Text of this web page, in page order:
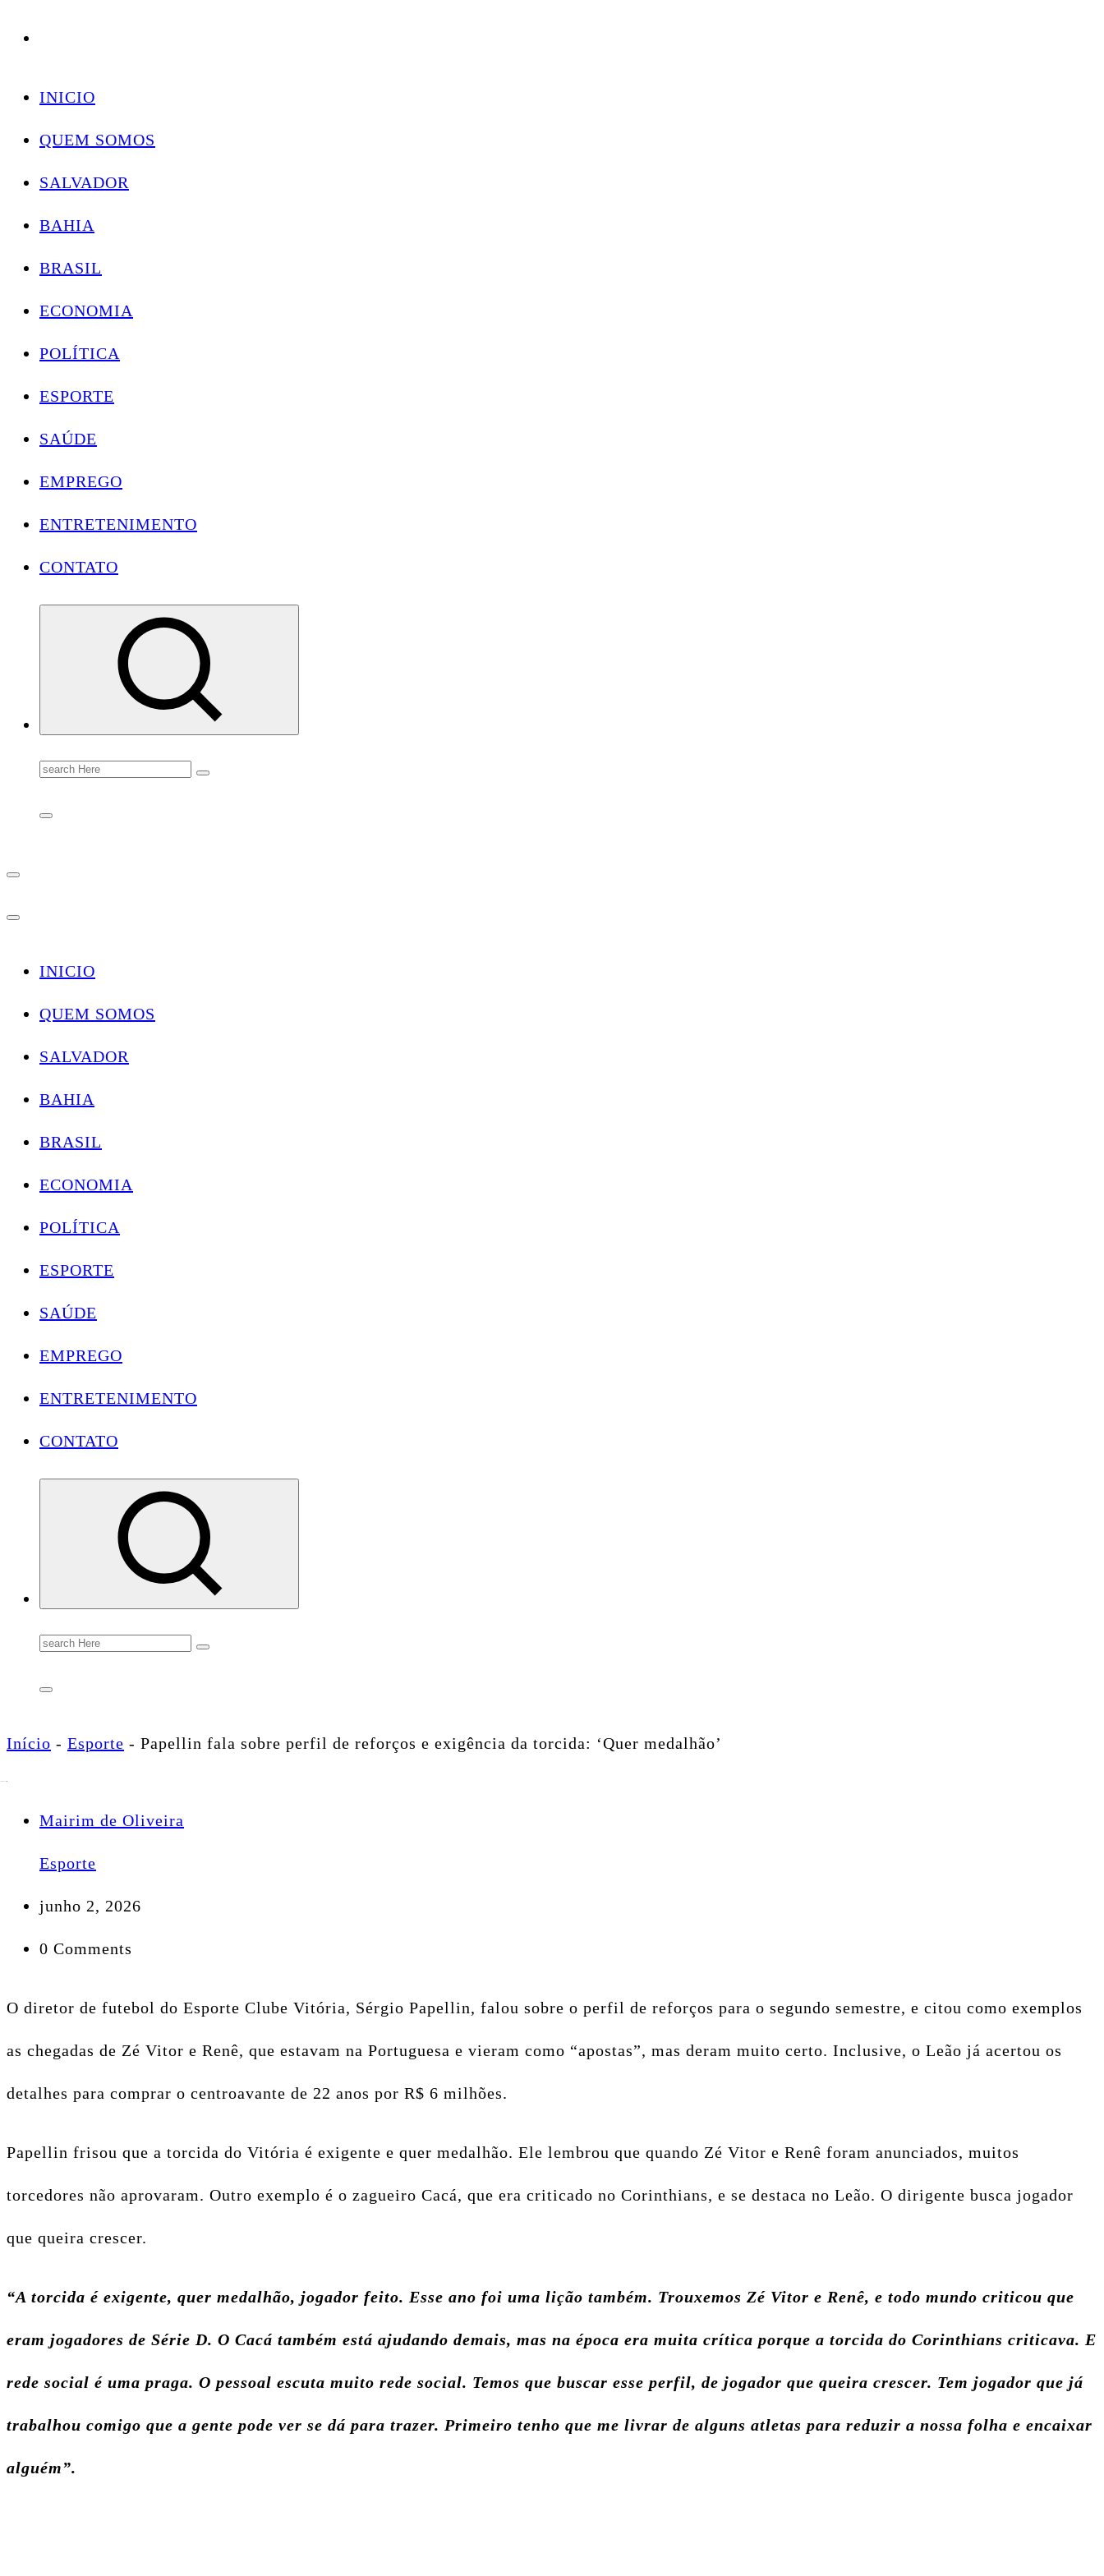
Skip
INICIO
QUEM SOMOS
SALVADOR
BAHIA
BRASIL
ECONOMIA
POLÍTICA
ESPORTE
SAÚDE
EMPREGO
ENTRETENIMENTO
CONTATO
Search
for:
INICIO
QUEM SOMOS
SALVADOR
BAHIA
BRASIL
ECONOMIA
POLÍTICA
ESPORTE
SAÚDE
EMPREGO
ENTRETENIMENTO
CONTATO
Conectando você às notícias do Brasil e do mundo com rapidez e confiabilidade.
Search
for:
Início - Esporte - Papellin fala sobre perfil de reforços e exigência da torcida: ‘Quer medalhão’
Mairim de Oliveira
Esporte
junho 2, 2026
0 Comments
O diretor de futebol do Esporte Clube Vitória, Sérgio Papellin, falou sobre o perfil de reforços para o segundo semestre, e citou como exemplos
as chegadas de Zé Vitor e Renê, que estavam na Portuguesa e vieram como “apostas”, mas deram muito certo. Inclusive, o Leão já acertou os
detalhes para comprar o centroavante de 22 anos por R$ 6 milhões.
Papellin frisou que a torcida do Vitória é exigente e quer medalhão. Ele lembrou que quando Zé Vitor e Renê foram anunciados, muitos
torcedores não aprovaram. Outro exemplo é o zagueiro Cacá, que era criticado no Corinthians, e se destaca no Leão. O dirigente busca jogador
que queira crescer.
“A torcida é exigente, quer medalhão, jogador feito. Esse ano foi uma lição também. Trouxemos Zé Vitor e Renê, e todo mundo criticou que
eram jogadores de Série D. O Cacá também está ajudando demais, mas na época era muita crítica porque a torcida do Corinthians criticava. E
rede social é uma praga. O pessoal escuta muito rede social. Temos que buscar esse perfil, de jogador que queira crescer. Tem jogador que já
trabalhou comigo que a gente pode ver se dá para trazer. Primeiro tenho que me livrar de alguns atletas para reduzir a nossa folha e encaixar
alguém”.